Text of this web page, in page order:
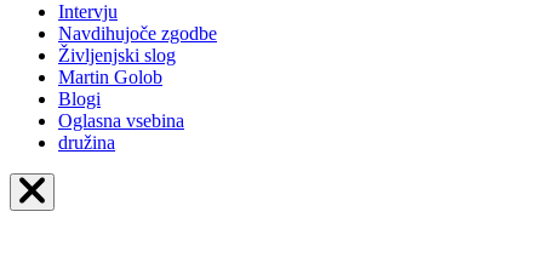
Intervju
Navdihujoče zgodbe
Življenjski slog
Martin Golob
Blogi
Oglasna vsebina
družina